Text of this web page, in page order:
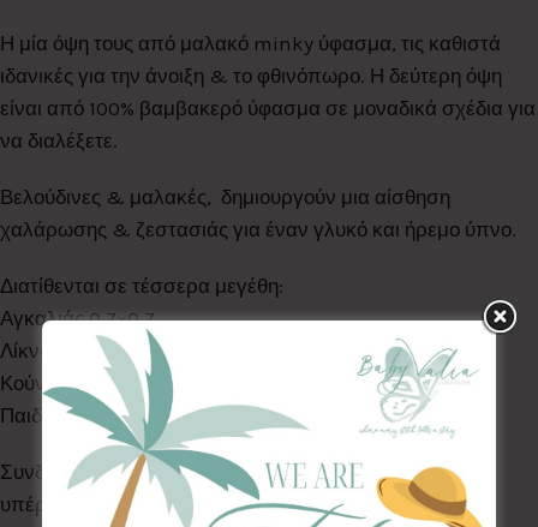
Η μία όψη τους από μαλακό minky ύφασμα, τις καθιστά
ιδανικές για την άνοιξη & το φθινόπωρο. Η δεύτερη όψη
είναι από 100% βαμβακερό ύφασμα σε μοναδικά σχέδια για
να διαλέξετε.
Βελούδινες & μαλακές, δημιουργούν μια αίσθηση
χαλάρωσης & ζεστασιάς για έναν γλυκό και ήρεμο ύπνο.
Διατίθενται σε τέσσερα μεγέθη:
Αγκαλιάς 0.7×0.7
Λίκνου 0.7×1.0
Κούνιας 1.1×1.5
Παιδικού κρεβατιού 1.4×2.1
Συνδυάστε τες με προϊόντα της ίδιας σειράς για ένα
υπέροχο αποτέλεσμα!